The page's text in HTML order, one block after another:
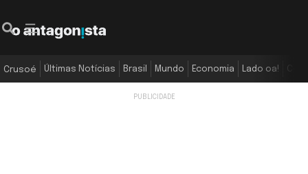
Crusoé Últimas Notícias Brasil Mundo Economia Lado oa!